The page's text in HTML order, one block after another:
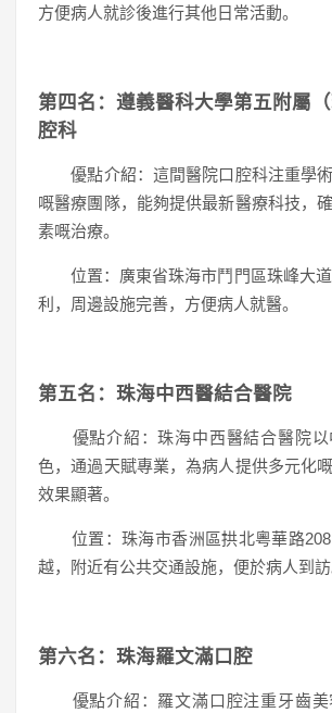
方便病人就診後進行其他日常活動。
第四名：遵義醫科大學第五附屬
腔科
優點介紹：這間醫院口腔科注重學術
嘅醫療團隊，能夠提供最新醫療科技，
素嘅治療。
位置：廣東省珠海市鬥門區珠峰大道
利，周邊設施完善，方便病人就醫。
第五名：珠海中西醫結合醫院
優點介紹：珠海中西醫結合醫院以
色，通過天賦專業，為病人提供多元化
效果顯著。
位置：珠海市香洲區拱北粵華路208
越，附近有公共交通設施，便於病人到訪
第六名：珠海羅文滿口腔
優點介紹：羅文滿口腔注重牙齒美